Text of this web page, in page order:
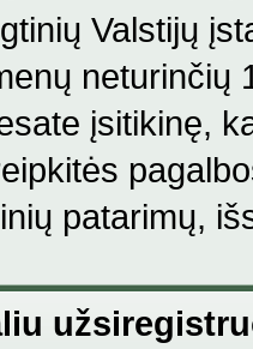
Valstijų
neturinčių
įsitikinę,
patarimų,